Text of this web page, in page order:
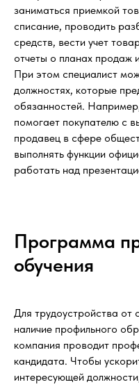
заниматься приемкой
списание, проводить
средств, вести учет
отчеты о планах продаж
При этом специалист
должностях, которые
обязанностей.
помогает покупателю с
продавец в сфере
выполнять функции
работать над
Программа
обучения
Для трудоустройства от
наличие профильного
компания проводит
кандидата. Чтобы
интересующей